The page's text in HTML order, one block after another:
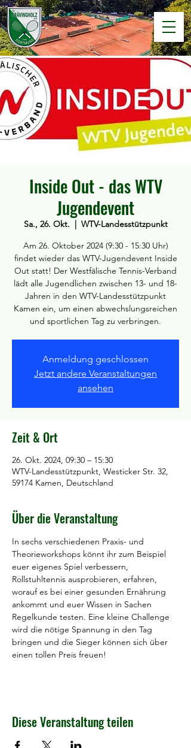
Inside Out - das WTV
Jugendevent
Sa., 26. Okt.
  |
WTV-Landesstützpunkt
Am 26. Oktober 2024 (9:30 - 15:30 Uhr)
findet wieder das WTV-Jugendevent Inside
Out statt! Der Westfälische Tennis-Verband
lädt alle Jugendlichen zwischen 13- und 18-
Jahren in den WTV-Landesstützpunkt
Kamen ein, um einen abwechslungsreichen
und sportlichen Tag zu verbringen.
Anmeldung geschlossen
Jetzt andere Veranstaltungen
ansehen
Zeit & Ort
26. Okt. 2024, 09:30 – 15:30
WTV-Landesstützpunkt, Westicker Str. 32,
59174 Kamen, Deutschland
Über die Veranstaltung
In sechs verschiedenen Praxis- und
Theorieworkshops könnt ihr zum Beispiel
euer eigenes Spiel verbessern,
Rollstuhltennis ausprobieren, erfahren,
worauf es bei einer gesunden Ernährung
ankommt und euer Wissen in Sachen
Regelkunde testen. Eine kleine Challenge
wird die nötige Spannung in den Tag
bringen und die Sieger können sich über
einen tollen Preis freuen!
Diese Veranstaltung teilen